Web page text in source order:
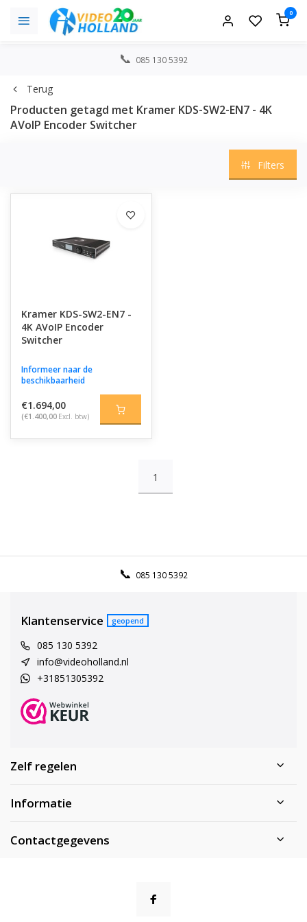
0
085 130 5392
Terug
Producten getagd met Kramer KDS-SW2-EN7 - 4K
AVoIP Encoder Switcher
Filters
Kramer KDS-SW2-EN7 -
4K AVoIP Encoder
Switcher
Informeer naar de
beschikbaarheid
€1.694,00
(€1.400,00 Excl. btw)
1
085 130 5392
Klantenservice geopend
085 130 5392
info@videoholland.nl
+31851305392
Zelf regelen
Informatie
Contactgegevens